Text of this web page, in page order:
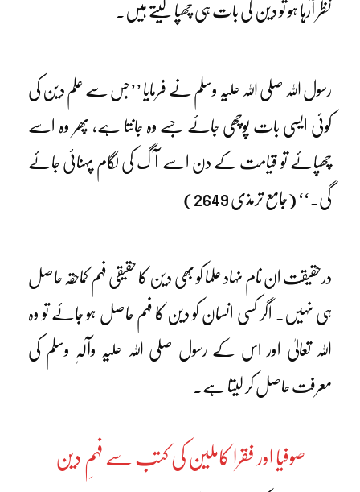
نظر آرہا ہو تو دین کی بات ہی چھپا لیتے ہیں۔
رسول اللہ صلی اللہ علیہ وسلم نے فرمایا ’’جس سے علم دین کی
کوئی ایسی بات پوچھی جائے جسے وہ جانتا ہے، پھر وہ اسے
چھپائے تو قیامت کے دن اسے آگ کی لگام پہنائی جائے
گی۔‘‘ (جامع ترمذی 2649)
درحقیقت ان نام نہاد علما کو بھی دین کا حقیقی فہم کماحقہ حاصل
ہی نہیں۔ اگر کسی انسان کو دین کا فہم حاصل ہو جائے تو وہ
اللہ تعالیٰ اور اس کے رسول صلی اللہ علیہ وآلہٖ وسلم کی
معرفت حاصل کر لیتا ہے۔
صوفیا اور فقرا کاملین کی کتب سے فہمِ دین